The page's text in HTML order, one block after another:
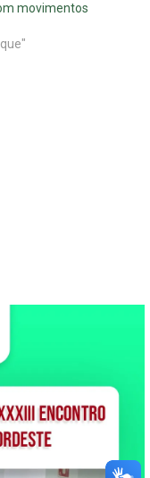
movimentos